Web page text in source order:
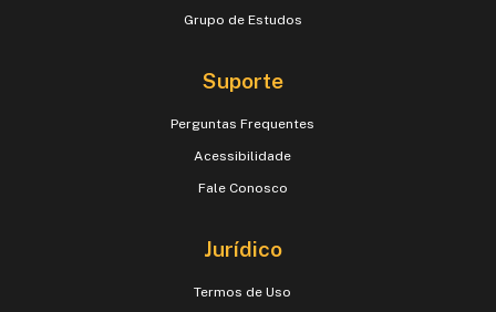
Grupo de Estudos
Suporte
Perguntas Frequentes
Acessibilidade
Fale Conosco
Jurídico
Termos de Uso